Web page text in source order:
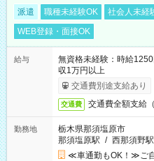
派遣 職種未経験OK 社会人未経
WEB登録・面接OK
給与
無資格未経験：時給
収1万円以上
交通費別途支給あり
交通費 交通費全額支給
勤務地
栃木県那須塩原市
那須塩原駅 / 西那須野駅
≪車通勤もOK！≫ご